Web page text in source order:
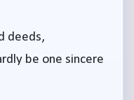
deeds,
be one sincere